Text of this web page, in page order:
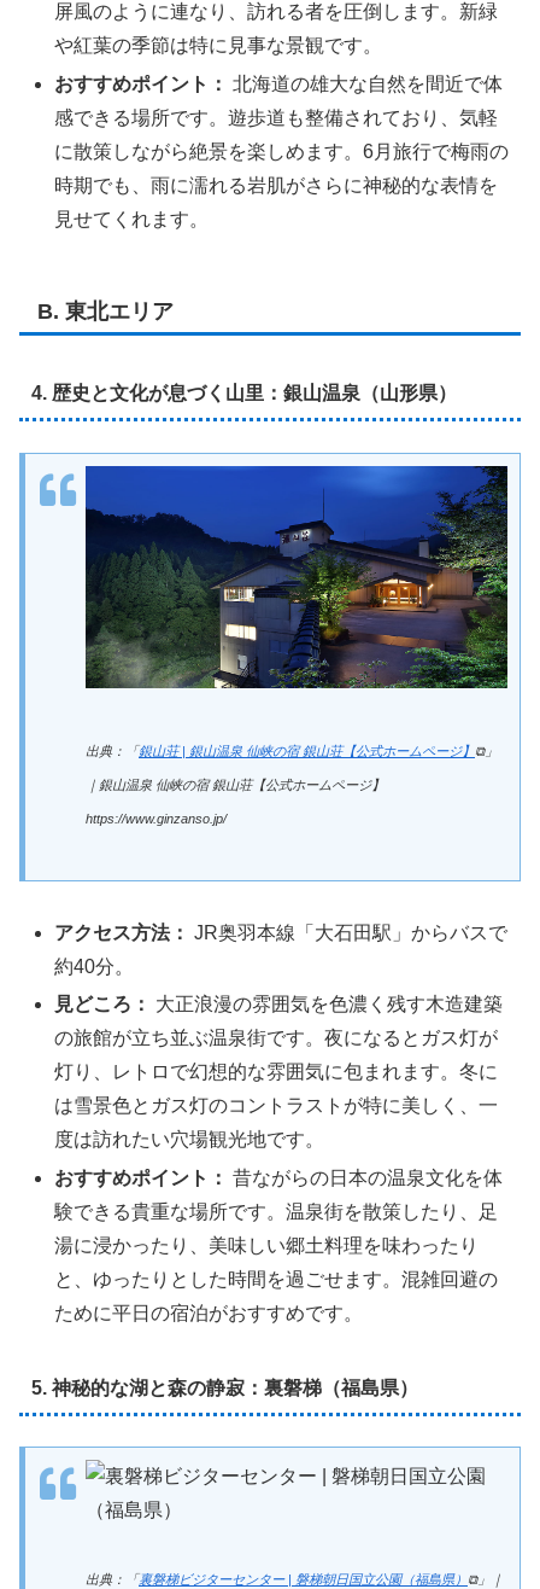
屏風のように連なり、訪れる者を圧倒します。新緑
や紅葉の季節は特に見事な景観です。
おすすめポイント： 北海道の雄大な自然を間近で体
感できる場所です。遊歩道も整備されており、気軽
に散策しながら絶景を楽しめます。6月旅行で梅雨の
時期でも、雨に濡れる岩肌がさらに神秘的な表情を
見せてくれます。
B. 東北エリア
4. 歴史と文化が息づく山里：銀山温泉（山形県）
出典：「銀山荘 | 銀山温泉 仙峡の宿 銀山荘【公式ホームページ】 ⧉」
｜銀山温泉 仙峡の宿 銀山荘【公式ホームページ】
https://www.ginzanso.jp/
アクセス方法： JR奥羽本線「大石田駅」からバスで
約40分。
見どころ：
大正浪漫の雰囲気を色濃く残す木造建築
の旅館が立ち並ぶ温泉街です。夜になるとガス灯が
灯り、レトロで幻想的な雰囲気に包まれます。冬に
は雪景色とガス灯のコントラストが特に美しく、一
度は訪れたい穴場観光地です。
おすすめポイント： 昔ながらの日本の温泉文化を体
験できる貴重な場所です。温泉街を散策したり、足
湯に浸かったり、美味しい郷土料理を味わったり
と、ゆったりとした時間を過ごせます。混雑回避の
ために平日の宿泊がおすすめです。
5. 神秘的な湖と森の静寂：裏磐梯（福島県）
出典：「 裏磐梯ビジターセンター | 磐梯朝日国立公園（福島県） ⧉」｜